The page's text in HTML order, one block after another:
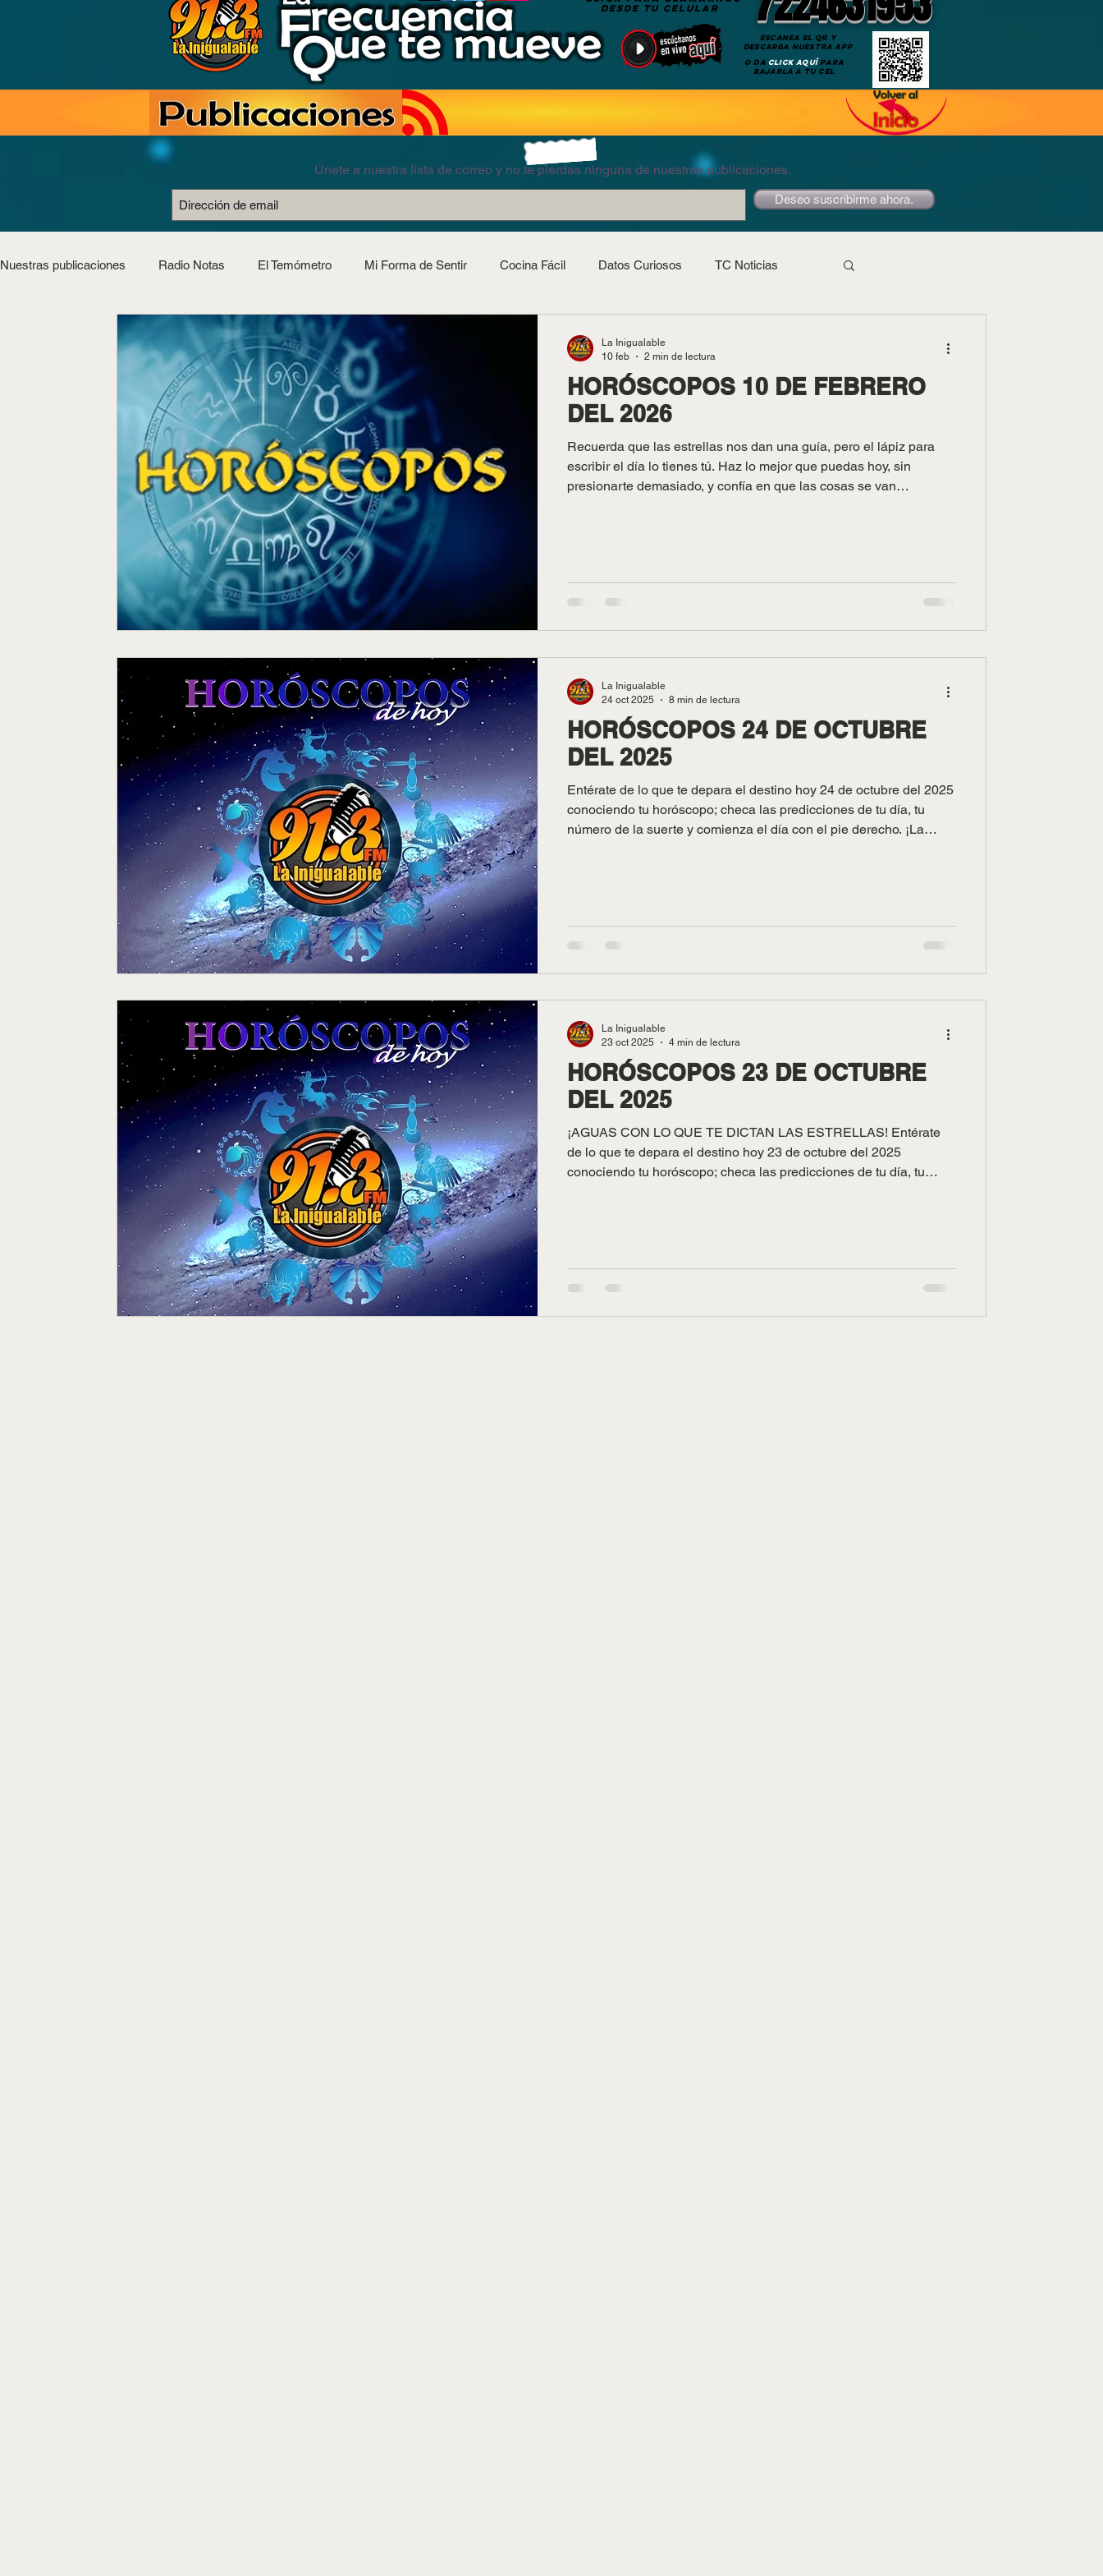
DESDE TU CELULAR
ESCANEA EL QR Y
DESCARGA NUESTRA APP
O DA CLICK AQUÍPARA
BAJARLA A TU CEL
Únete a nuestra lista de correo y no te pierdas ninguna de nuestras publicaciones.
Deseo suscribirme ahora.
Nuestras publicaciones Radio Notas El Temómetro Mi Forma de Sentir Cocina Fácil Datos Curiosos TC Noticias
Horóscopos
HORÓSCOPOS 10 DE FEBRERO
DEL 2026
Recuerda que las estrellas nos dan una guía, pero el lápiz para
escribir el día lo tienes tú. Haz lo mejor que puedas hoy, sin
presionarte demasiado, y confía en que las cosas se van
La Inigualable
10 feb
2 min de lectura
HORÓSCOPOS 24 DE OCTUBRE
DEL 2025
Entérate de lo que te depara el destino hoy 24 de octubre del 2025
conociendo tu horóscopo; checa las predicciones de tu día, tu
número de la suerte y comienza el día con el pie derecho. ¡La
La Inigualable
24 oct 2025
8 min de lectura
HORÓSCOPOS 23 DE OCTUBRE
DEL 2025
¡AGUAS CON LO QUE TE DICTAN LAS ESTRELLAS! Entérate
de lo que te depara el destino hoy 23 de octubre del 2025
conociendo tu horóscopo; checa las predicciones de tu día, tu
mes. Es un tránsito muy favorable, que va a acentuar
La Inigualable
23 oct 2025
4 min de lectura